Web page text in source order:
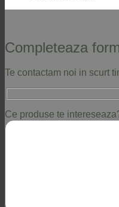
Completeaza
Te contactam noi in scurt
Ce produse te